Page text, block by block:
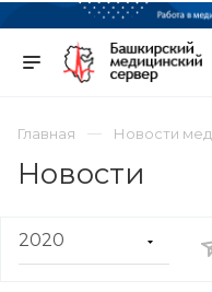
Главная Новости
Новости